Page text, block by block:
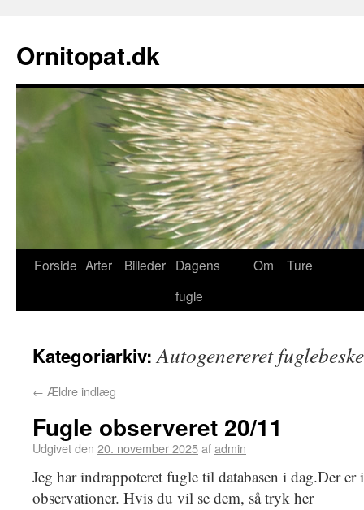
Ornitopat.dk
Forside Arter Billeder Dagens
fugle
Om Ture
Kategoriarkiv:Autogenereret
← Ældre indlæg
Fugle observeret 20/11
Udgivet den 20. november 2025afadmin
Jeg har indrappoteret fugle til databasen i dag.Der er
observationer. Hvis du vil se dem, så tryk her